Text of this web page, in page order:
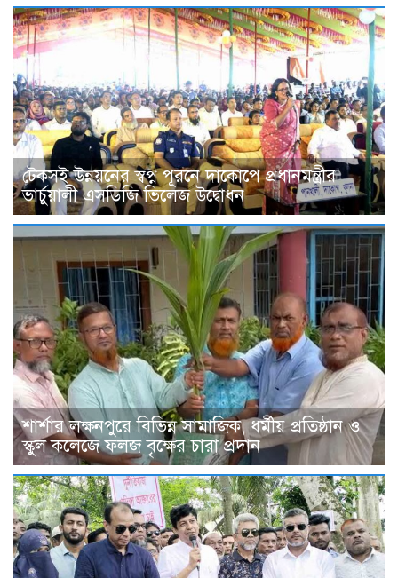
টেকসই উন্নয়নের স্বপ্ন পূরনে দাকোপে প্রধানমন্ত্রীর
ভার্চুয়ালী এসডিজি ভিলেজ উদ্বোধন
শার্শার লক্ষনপুরে বিভিন্ন সামাজিক, ধর্মীয় প্রতিষ্ঠান ও
স্কুল কলেজে ফলজ বৃক্ষের চারা প্রদান